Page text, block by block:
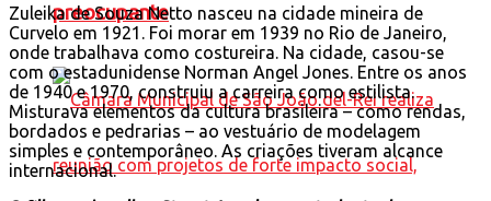
preocupante
Zuleika de Souza Netto nasceu na cidade mineira de
Curvelo em 1921. Foi morar em 1939 no Rio de Janeiro,
onde trabalhava como costureira. Na cidade, casou-se
com o estadunidense Norman Angel Jones. Entre os anos
de 1940 e 1970, construiu a carreira como estilista.
Misturava elementos da cultura brasileira – como rendas,
bordados e pedrarias – ao vestuário de modelagem
simples e contemporâneo. As criações tiveram alcance
internacional.